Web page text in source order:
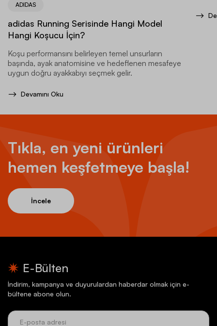
ADIDAS
adidas Running Serisinde Hangi Model
Hangi Koşucu İçin?
Koşu performansını belirleyen temel unsurların
başında, ayak anatomisine ve hedeflenen mesafeye
uygun doğru ayakkabıyı seçmek gelir.
Devamını Oku
Tıkla, en yeni ürünleri
hemen keşfetmeye başla!
İncele
E-Bülten
İndirim, kampanya ve duyurulardan haberdar olmak için e-
bültene abone olun.